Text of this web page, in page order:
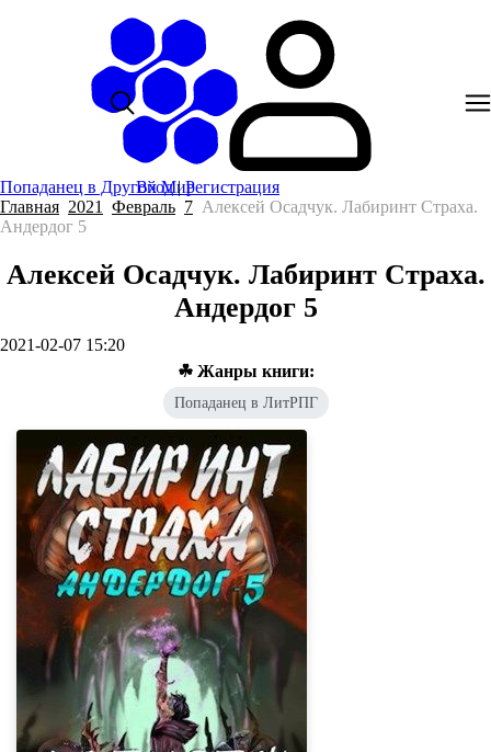
Попаданец в Другой Мир
Вход|Регистрация
Главная 2021 Февраль 7 Алексей Осадчук. Лабиринт Страха.
Андердог 5
Алексей Осадчук. Лабиринт Страха.
Андердог 5
2021-02-07 15:20
☘ Жанры книги:
Попаданец в ЛитРПГ